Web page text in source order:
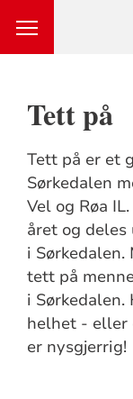
Tett på
Tett på er et
Sørkedalen
Vel og Røa
året og
i
tett på
i
helhet - eller
er nysgjerrig!